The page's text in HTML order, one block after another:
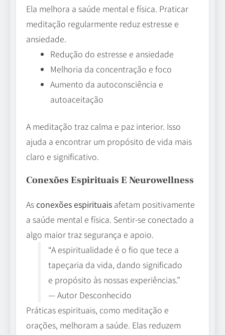
Ela melhora a saúde mental e física. Praticar
meditação regularmente reduz estresse e
ansiedade.
Redução do estresse e ansiedade
Melhoria da concentração e foco
Aumento da autoconsciência e
autoaceitação
A meditação traz calma e paz interior. Isso
ajuda a encontrar um propósito de vida mais
claro e significativo.
Conexões Espirituais E Neurowellness
Asconexões espirituais afetam positivamente
a saúde mental e física. Sentir-se conectado a
algo maior traz segurança e apoio.
“A espiritualidade é o fio que tece a
tapeçaria da vida, dando significado
e propósito às nossas experiências.”
— Autor Desconhecido
Práticas espirituais, como meditação e
orações, melhoram a saúde. Elas reduzem